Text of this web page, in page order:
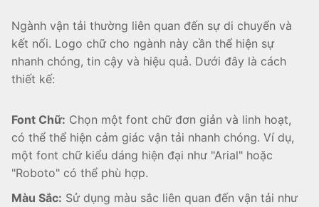
Ngành vận tải thường liên quan đến sự di chuyển và
kết nối. Logo chữ cho ngành này cần thể hiện sự
nhanh chóng, tin cậy và hiệu quả. Dưới đây là cách
thiết kế:
Font Chữ: Chọn một font chữ đơn giản và linh hoạt,
có thể thể hiện cảm giác vận tải nhanh chóng. Ví dụ,
một font chữ kiểu dáng hiện đại như "Arial" hoặc
"Roboto" có thể phù hợp.
Màu Sắc: Sử dụng màu sắc liên quan đến vận tải như